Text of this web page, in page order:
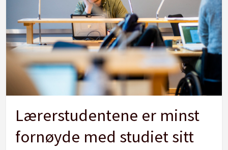
Lærerstudentene er minst
fornøyde med studiet sitt